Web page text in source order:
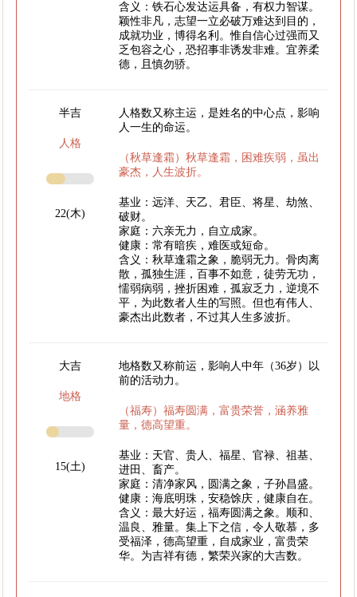
含义：铁石心发达运具备，有权力智谋。
颖性非凡，志望一立必破万难达到目的，
成就功业，博得名利。惟自信心过强而又
乏包容之心，恐招事非诱发非难。宜养柔
德，且慎勿骄。
半吉
人格
22(木)
人格数又称主运，是姓名的中心点，影响
人一生的命运。
（秋草逢霜）秋草逢霜，困难疾弱，虽出
豪杰，人生波折。
基业：远洋、天乙、君臣、将星、劫煞、
破财。
家庭：六亲无力，自立成家。
健康：常有暗疾，难医或短命。
含义：秋草逢霜之象，脆弱无力。骨肉离
散，孤独生涯，百事不如意，徒劳无功，
懦弱病弱，挫折困难，孤寂乏力，逆境不
平，为此数者人生的写照。但也有伟人、
豪杰出此数者，不过其人生多波折。
大吉
地格
15(土)
地格数又称前运，影响人中年（36岁）以
前的活动力。
（福寿）福寿圆满，富贵荣誉，涵养雅
量，德高望重。
基业：天官、贵人、福星、官禄、祖基、
进田、畜产。
家庭：清净家风，圆满之象，子孙昌盛。
健康：海底明珠，安稳馀庆，健康自在。
含义：最大好运，福寿圆满之象。顺和、
温良、雅量。集上下之信，令人敬慕，多
受福泽，德高望重，自成家业，富贵荣
华。为吉祥有德，繁荣兴家的大吉数。